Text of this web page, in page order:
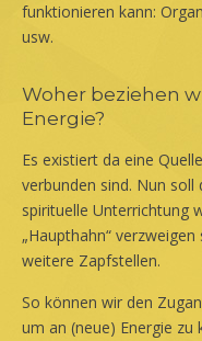
funktionieren kann:
usw.
Woher beziehen
Energie?
Es existiert da eine
verbunden sind. Nun
spirituelle Unterrichtung
„Haupthahn“
weitere Zapfstellen.
So können wir den
um an (neue) Energie